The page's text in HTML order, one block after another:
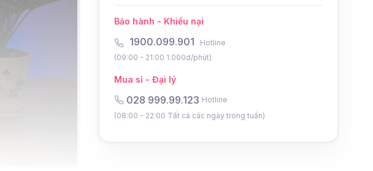
Bảo hành - Khiếu nại
1900.099.901
Hotline
(09:00 - 21:00 1.000d/phút)
Mua sỉ - Đại lý
028 999.99.123 Hotline
(08:00 - 22:00 Tất cả các ngày trong tuần)